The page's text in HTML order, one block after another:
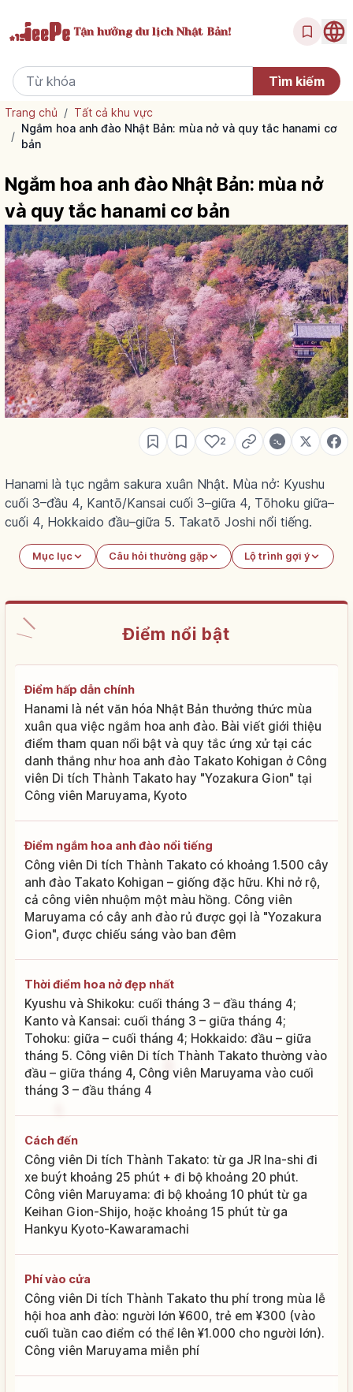
Tận hưởngdu lịch Nhật Bản!
Trang chủ / Tất cả khu vực
/
Ngắm hoa anh đào Nhật Bản: mùa nở và quy tắc hanami cơ
bản
Ngắm hoa anh đào Nhật Bản: mùa nở
và quy tắc hanami cơ bản
2
Hanami là tục ngắm sakura xuân Nhật. Mùa nở: Kyushu
cuối 3–đầu 4, Kantō/Kansai cuối 3–giữa 4, Tōhoku giữa–
cuối 4, Hokkaido đầu–giữa 5. Takatō Joshi nổi tiếng.
Mục lục Câu hỏi thường gặp Lộ trình gợi ý
Điểm nổi bật
Điểm hấp dẫn chính
Hanami là nét văn hóa Nhật Bản thưởng thức mùa
xuân qua việc ngắm hoa anh đào. Bài viết giới thiệu
điểm tham quan nổi bật và quy tắc ứng xử tại các
danh thắng như hoa anh đào Takato Kohigan ở Công
viên Di tích Thành Takato hay "Yozakura Gion" tại
Công viên Maruyama, Kyoto
Điểm ngắm hoa anh đào nổi tiếng
Công viên Di tích Thành Takato có khoảng 1.500 cây
anh đào Takato Kohigan – giống đặc hữu. Khi nở rộ,
cả công viên nhuộm một màu hồng. Công viên
Maruyama có cây anh đào rủ được gọi là "Yozakura
Gion", được chiếu sáng vào ban đêm
Thời điểm hoa nở đẹp nhất
Kyushu và Shikoku: cuối tháng 3 – đầu tháng 4;
Kanto và Kansai: cuối tháng 3 – giữa tháng 4;
Tohoku: giữa – cuối tháng 4; Hokkaido: đầu – giữa
tháng 5. Công viên Di tích Thành Takato thường vào
đầu – giữa tháng 4, Công viên Maruyama vào cuối
tháng 3 – đầu tháng 4
Cách đến
Công viên Di tích Thành Takato: từ ga JR Ina-shi đi
xe buýt khoảng 25 phút + đi bộ khoảng 20 phút.
Công viên Maruyama: đi bộ khoảng 10 phút từ ga
Keihan Gion-Shijo, hoặc khoảng 15 phút từ ga
Hankyu Kyoto-Kawaramachi
Phí vào cửa
Công viên Di tích Thành Takato thu phí trong mùa lễ
hội hoa anh đào: người lớn ¥600, trẻ em ¥300 (vào
cuối tuần cao điểm có thể lên ¥1.000 cho người lớn).
Công viên Maruyama miễn phí